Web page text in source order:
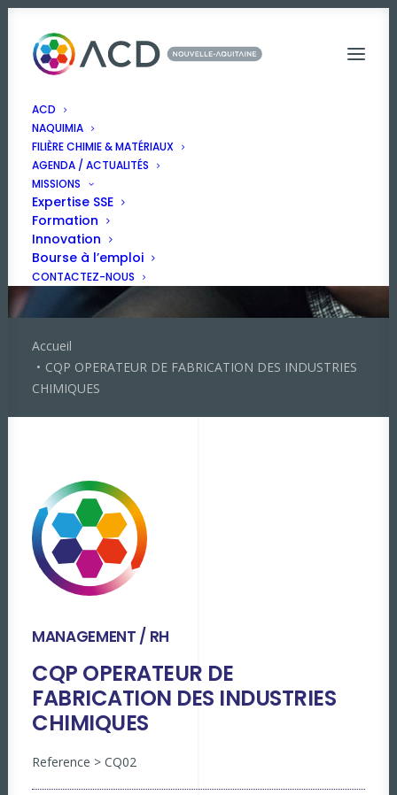
ACD
NAQUIMIA
FILIÈRE CHIMIE & MATÉRIAUX
AGENDA / ACTUALITÉS
MISSIONS
Expertise SSE
Formation
Innovation
Bourse à l’emploi
CONTACTEZ-NOUS
Accueil
CQP OPERATEUR DE FABRICATION DES INDUSTRIES
CHIMIQUES
MANAGEMENT / RH
CQP OPERATEUR DE
FABRICATION DES INDUSTRIES
CHIMIQUES
Reference > CQ02